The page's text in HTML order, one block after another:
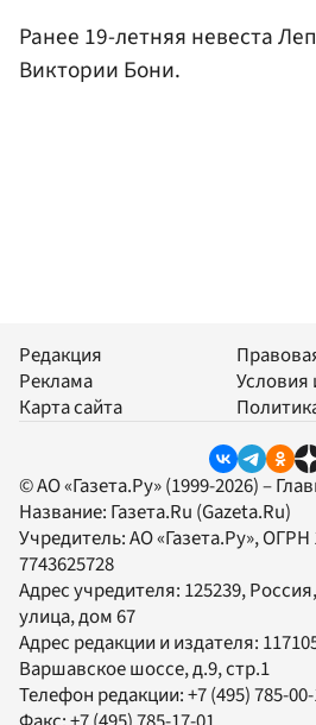
Ранее 19-летняя невеста
Виктории Бони.
Редакция
Реклама
Карта сайта
Условия
© АО «Газета.Ру» (1999-2026) –
Название: Газета.Ru (Gazeta.Ru)
Учредитель:АО «Газета.Ру», ОГРН
7743625728
Адрес учредителя: 125239,
улица, дом 67
Адрес редакции и издателя:
Варшавское шоссе, д.9, стр.1
Телефон редакции:+7 (495) 785-